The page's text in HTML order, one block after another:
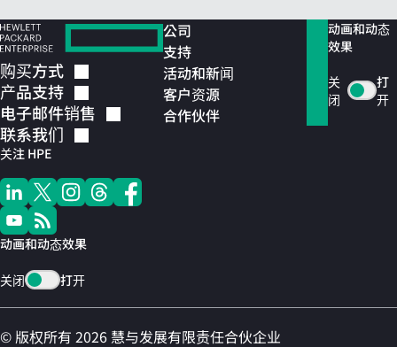
购买方式
产品支持
电子邮件销售
联系我们
关注 HPE
动画和动态效果
关闭 打开
公司
支持
活动和新闻
客户资源
合作伙伴
动画和动态
效果
关
闭
打
开
© 版权所有 2026 慧与发展有限责任合伙企业